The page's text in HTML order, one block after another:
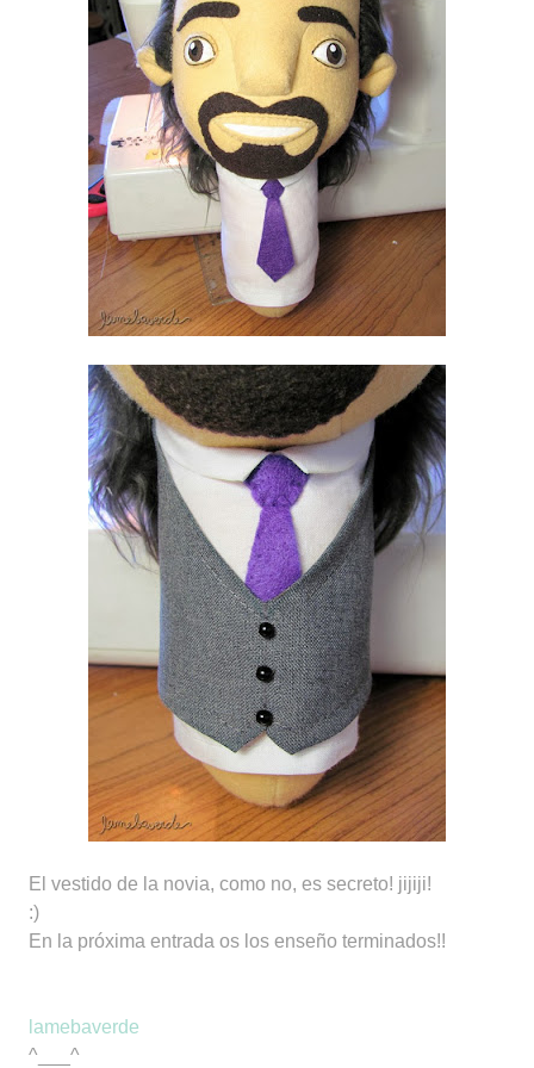
El vestido de la novia, como no, es secreto! jijiji!
:)
En la próxima entrada os los enseño terminados!!
lamebaverde
^___^